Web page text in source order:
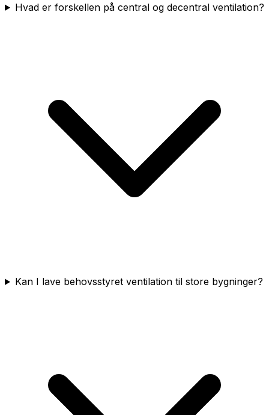
Hvad er forskellen på central og decentral ventilation?
Kan I lave behovsstyret ventilation til store bygninger?